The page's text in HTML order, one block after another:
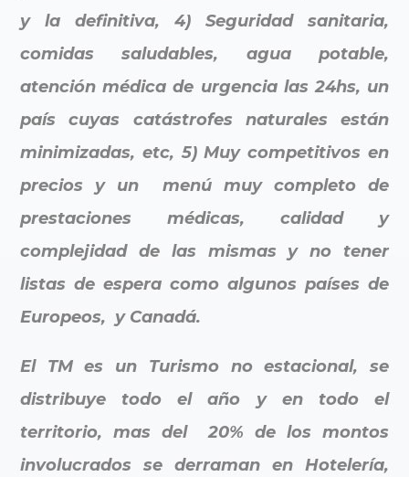
y la definitiva, 4) Seguridad sanitaria,
comidas saludables, agua potable,
atención médica de urgencia las 24hs, un
país cuyas catástrofes naturales están
minimizadas, etc, 5) Muy competitivos en
precios y un menú muy completo de
prestaciones médicas, calidad y
complejidad de las mismas y no tener
listas de espera como algunos países de
Europeos, y Canadá.
El TM es un Turismo no estacional, se
distribuye todo el año y en todo el
territorio, mas del 20% de los montos
involucrados se derraman en Hotelería,